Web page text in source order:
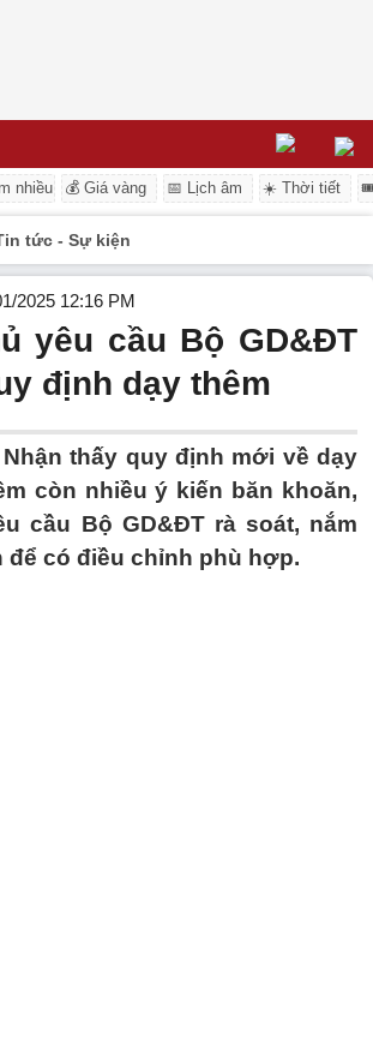
nhiều 💰 Giá vàng 📅 Lịch âm ☀️ Thời tiết
tức - Sự kiện
2025 12:16 PM
yêu cầu Bộ GD&ĐT
định dạy thêm
Nhận thấy quy định mới về dạy
còn nhiều ý kiến băn khoăn,
cầu Bộ GD&ĐT rà soát, nắm
để có điều chỉnh phù hợp.